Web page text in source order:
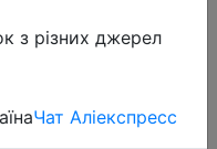
Rock
Lover Couple
Ring
з різних джерел
Чат Аліекспресс